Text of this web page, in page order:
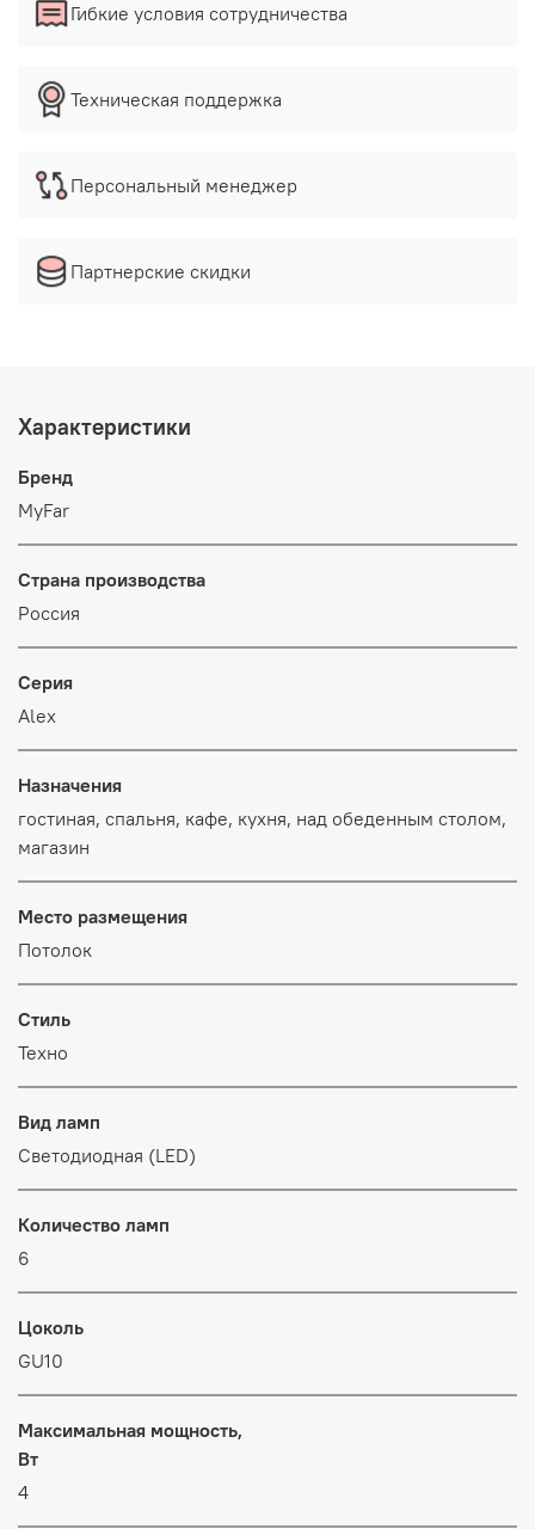
Гибкие условия сотрудничества
Техническая поддержка
Персональный менеджер
Партнерские скидки
Характеристики
Бренд
MyFar
Страна производства
Россия
Серия
Alex
Назначения
гостиная, спальня, кафе, кухня, над обеденным столом,
магазин
Место размещения
Потолок
Стиль
Техно
Вид ламп
Светодиодная (LED)
Количество ламп
6
Цоколь
GU10
Максимальная мощность,
Вт
4